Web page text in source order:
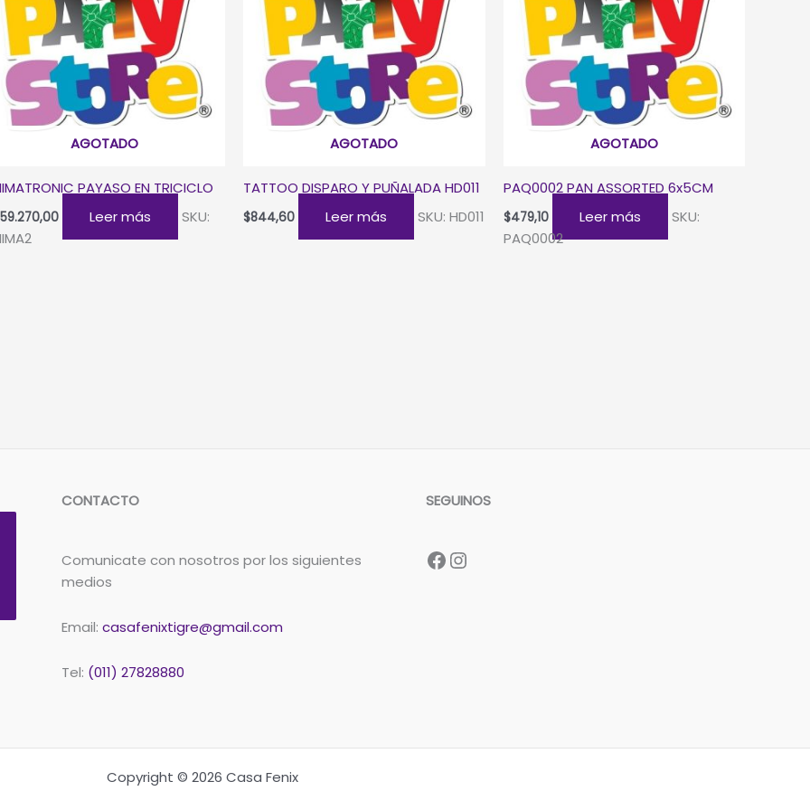
AGOTADO
PAYASO EN TRICICLO
Leer más
SKU:
AGOTADO
TATTOO DISPARO Y PUÑALADA HD011
$844,60 Leer más SKU: HD011
AGOTADO
PAQ0002 PAN ASSORTED 6x5CM
$479,10 Leer más
SKU:
PAQ0002
CONTACTO
Comunicate con nosotros por los siguientes
medios
Email: casafenixtigre@gmail.com
Tel: (011) 27828880
SEGUINOS
Facebook
Instagram
Copyright © 2026 Casa Fenix